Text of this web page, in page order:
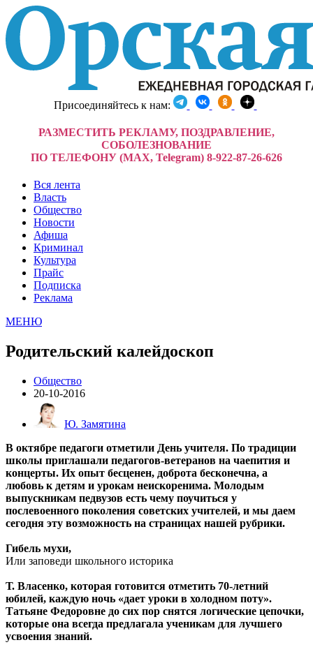
Присоединяйтесь к нам:
РАЗМЕСТИТЬ РЕКЛАМУ, ПОЗДРАВЛЕНИЕ,
СОБОЛЕЗНОВАНИЕ
ПО ТЕЛЕФОНУ (MAX, Telegram) 8-922-87-26-626
Вся лента
Власть
Общество
Новости
Афиша
Криминал
Культура
Прайс
Подписка
Реклама
МЕНЮ
Родительский калейдоскоп
Общество
20-10-2016
Ю. Замятина
В октябре педагоги отметили День учителя. По традиции
школы приглашали педагогов-ветеранов на чаепития и
концерты. Их опыт бесценен, доброта бесконечна, а
любовь к детям и урокам неискоренима. Молодым
выпускникам педвузов есть чему поучиться у
послевоенного поколения советских учителей, и мы даем
сегодня эту возможность на страницах нашей рубрики.
Гибель мухи,
Или заповеди школьного историка
Т. Власенко, которая готовится отметить 70-летний
юбилей, каждую ночь «дает уроки в холодном поту».
Татьяне Федоровне до сих пор снятся логические цепочки,
которые она всегда предлагала ученикам для лучшего
усвоения знаний.